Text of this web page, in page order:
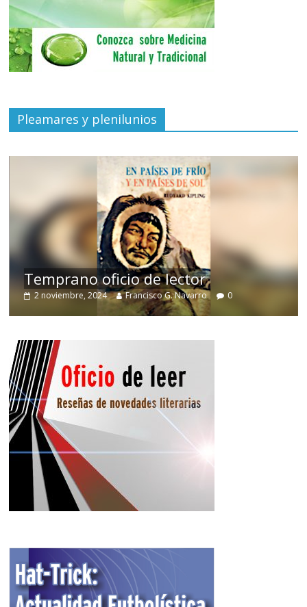
Pleamares y plenilunios
Temprano oficio de lector
2 noviembre, 2024 Francisco G. Navarro 0